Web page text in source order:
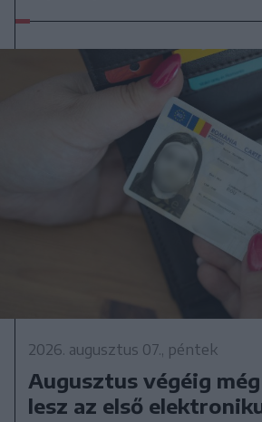
2026. augusztus 07., péntek
Augusztus végéig
lesz az első